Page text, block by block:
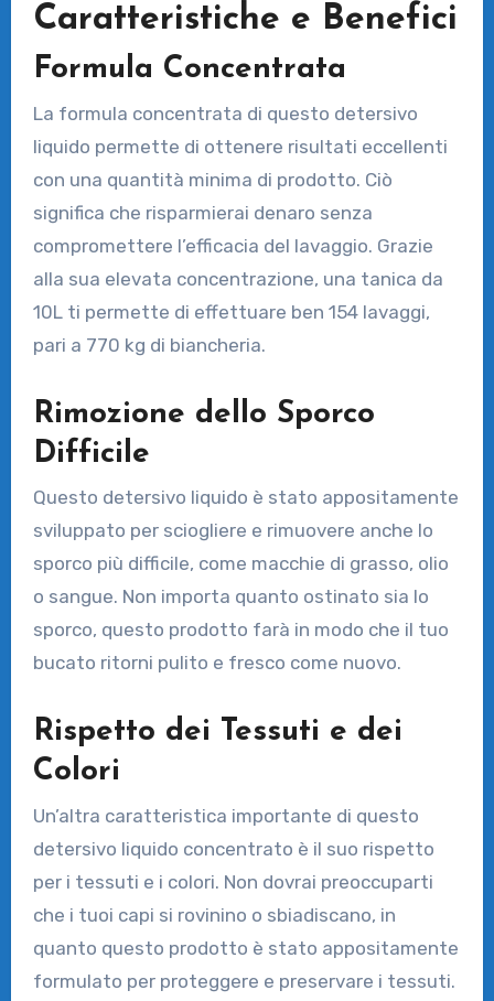
Caratteristiche e Benefici
Formula Concentrata
La formula concentrata di questo detersivo
liquido permette di ottenere risultati eccellenti
con una quantità minima di prodotto. Ciò
significa che risparmierai denaro senza
compromettere l’efficacia del lavaggio. Grazie
alla sua elevata concentrazione, una tanica da
10L ti permette di effettuare ben 154 lavaggi,
pari a 770 kg di biancheria.
Rimozione dello Sporco
Difficile
Questo detersivo liquido è stato appositamente
sviluppato per sciogliere e rimuovere anche lo
sporco più difficile, come macchie di grasso, olio
o sangue. Non importa quanto ostinato sia lo
sporco, questo prodotto farà in modo che il tuo
bucato ritorni pulito e fresco come nuovo.
Rispetto dei Tessuti e dei
Colori
Un’altra caratteristica importante di questo
detersivo liquido concentrato è il suo rispetto
per i tessuti e i colori. Non dovrai preoccuparti
che i tuoi capi si rovinino o sbiadiscano, in
quanto questo prodotto è stato appositamente
formulato per proteggere e preservare i tessuti.